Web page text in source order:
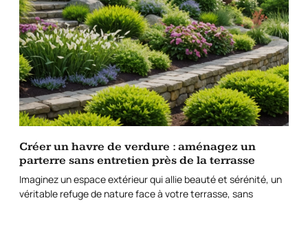
Créer un havre de verdure : aménagez un
parterre sans entretien près de la terrasse
Imaginez un espace extérieur qui allie beauté et sérénité, un
véritable refuge de nature face à votre terrasse, sans